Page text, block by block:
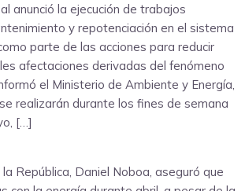
anunció la ejecución de trabajos
y repotenciación en el sistema
parte de las acciones para reducir
afectaciones derivadas del fenómeno
el Ministerio de Ambiente y Energía,
realizarán durante los fines de semana
[…]